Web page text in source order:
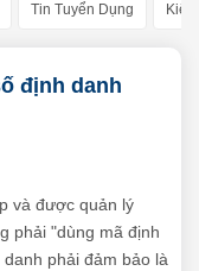
Tin Tuyển Dụng
định danh
và được quản lý
phải "dùng mã định
phải đảm bảo là